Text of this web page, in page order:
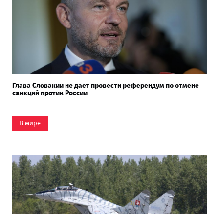
Глава Словакии не дает провести референдум по отмене
санкций против России
В мире